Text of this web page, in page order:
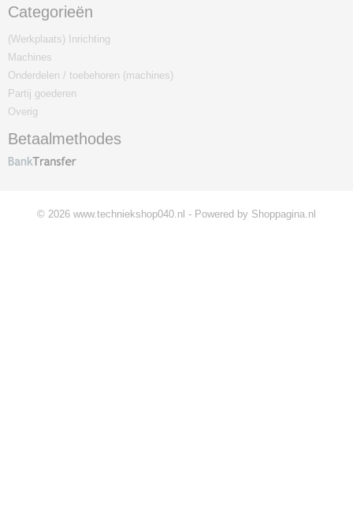
Categorieën
(Werkplaats) Inrichting
Machines
Onderdelen / toebehoren (machines)
Partij goederen
Overig
Betaalmethodes
© 2026 www.techniekshop040.nl - Powered by Shoppagina.nl